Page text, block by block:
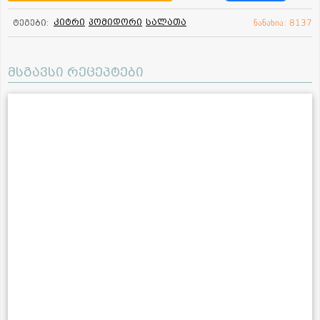
ტეგები: კიტრი პომიდორი სალათა ნანახია: 8137
მსგავსი რეცეპტები